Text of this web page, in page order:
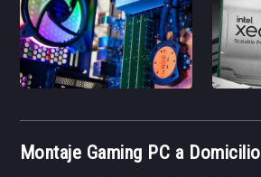
Montaje Gaming PC a Domicilio